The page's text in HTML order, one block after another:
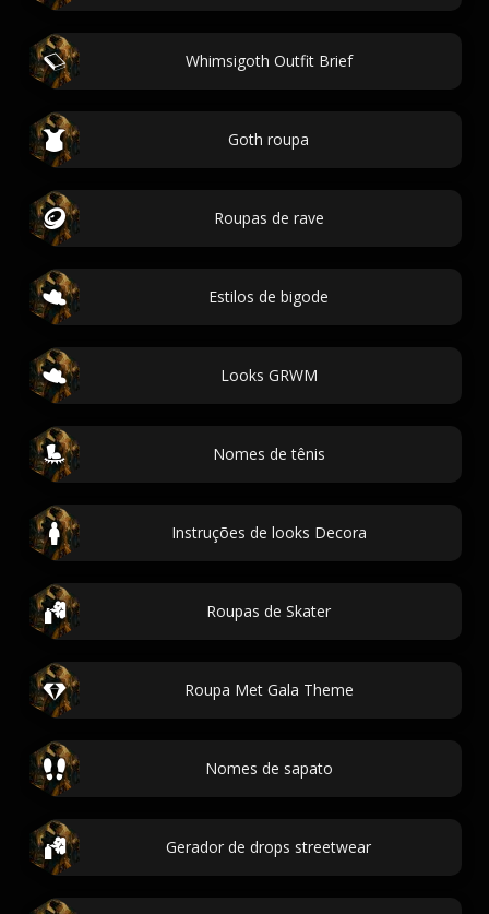
Whimsigoth Outfit Brief
Goth roupa
Roupas de rave
Estilos de bigode
Looks GRWM
Nomes de tênis
Instruções de looks Decora
Roupas de Skater
Roupa Met Gala Theme
Nomes de sapato
Gerador de drops streetwear